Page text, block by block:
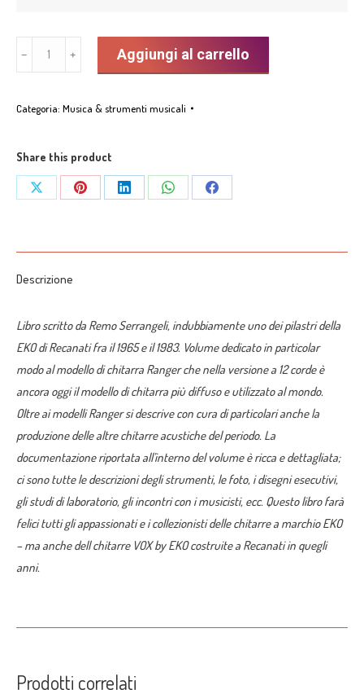
Ranger
by
The
most
popular
in
word”
(EN)
di
Remo
Serrangeli
quantità
﹣ ﹢ Aggiungi al carrello
Categoria: Musica & strumenti musicali
Share this product
Share
Share
Share
Share
Share
Descrizione
Libro scritto da Remo Serrangeli, indubbiamente uno dei pilastri della
EKO di Recanati fra il 1965 e il 1983. Volume dedicato in particolar
modo al modello di chitarra Ranger che nella versione a 12 corde è
ancora oggi il modello di chitarra più diffuso e utilizzato al mondo.
Oltre ai modelli Ranger si descrive con cura di particolari anche la
produzione delle altre chitarre acustiche del periodo. La
documentazione riportata all’interno del volume è ricca e dettagliata;
ci sono tutte le descrizioni degli strumenti, le foto, i disegni esecutivi,
gli studi di laboratorio, gli incontri con i musicisti, ecc. Questo libro farà
felici tutti gli appassionati e i collezionisti delle chitarre a marchio EKO
– ma anche dell chitarre VOX by EKO costruite a Recanati in quegli
anni.
Prodotti correlati